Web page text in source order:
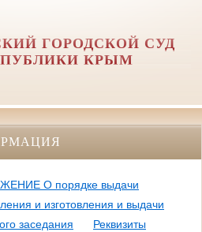
ГОРОДСКОЙ СУД
КРЫМ
О порядке выдачи
и изготовления и выдачи
заседания
Реквизиты